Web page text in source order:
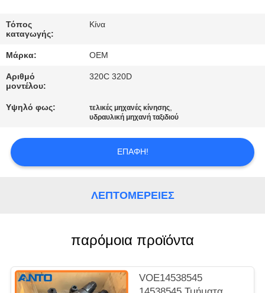
SITEMAP
ΠΟΛΙΤΙΚΉ
ΑΠΟΡΡΉΤΟΥ
Τόπος
καταγωγής:
Κίνα
Μάρκα: OEM
Αριθμό
μοντέλου:
320C 320D
Υψηλό φως: τελικές μηχανές κίνησης,
υδραυλική μηχανή ταξιδιού
ΕΠΑΦΉ!
ΛΕΠΤΟΜΈΡΕΙΕΣ
παρόμοια προϊόντα
VOE14538545